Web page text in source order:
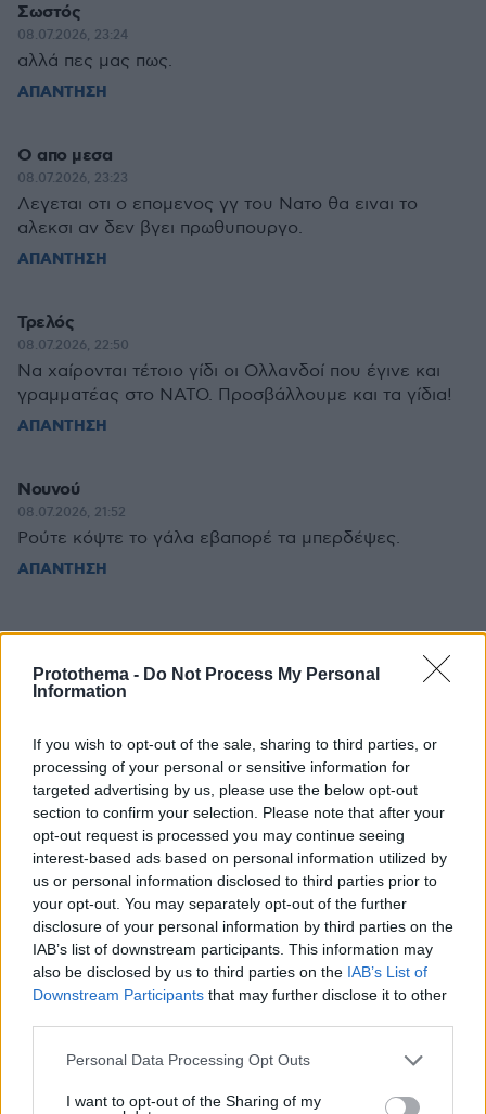
Protothema - Do Not Process My Personal
Information
If you wish to opt-out of the sale, sharing to third parties, or
processing of your personal or sensitive information for
targeted advertising by us, please use the below opt-out
section to confirm your selection. Please note that after your
opt-out request is processed you may continue seeing
interest-based ads based on personal information utilized by
us or personal information disclosed to third parties prior to
your opt-out. You may separately opt-out of the further
disclosure of your personal information by third parties on the
IAB’s list of downstream participants. This information may
also be disclosed by us to third parties on the IAB’s List of
Downstream Participants that may further disclose it to other
Please note that this website/app uses one or more Google
not limited to your visit or usage behaviour. You may click to
Personal Data Processing Opt Outs
I want to opt-out of the Sharing of my
Σωστός
08.07.2026, 23:24
αλλά πες μας πως.
ΑΠΑΝΤΗΣΗ
Ο απο μεσα
08.07.2026, 23:23
Λεγεται οτι ο επομενος γγ του Νατο θα ειναι το
αλεκσι αν δεν βγει πρωθυπουργο.
ΑΠΑΝΤΗΣΗ
Τρελός
08.07.2026, 22:50
Να χαίρονται τέτοιο γίδι οι Ολλανδοί που έγινε και
γραμματέας στο ΝΑΤΟ. Προσβάλλουμε και τα γίδια!
ΑΠΑΝΤΗΣΗ
Νουνού
08.07.2026, 21:52
Ρούτε κόψτε το γάλα εβαπορέ τα μπερδέψες.
ΑΠΑΝΤΗΣΗ
Μπαγιάτης Χρήστος
γεωπολιτική, στη γεωστρατηγικη δεν έχει σημασία
εάν η άποψή σου συνάδει με το δίκαιο ή όχι. Σημασία
έχει, εάν διαθέτεις την ισχύ να την επιβάλλεις. Όλα
τα άλλα είναι εκθέσεις για το σχολείο.
ΑΠΑΝΤΗΣΗ
Ο ρουτε μου θυμίζει τον δικό μας τζιτζικωστα!!!
08.07.2026, 21:16
Μέσα η ουρά μην χαλάσουμε την προσωπική μας
εικόνα..... και μην τους ζορίζετε για να μην σπάσει το
ΑΠΑΝΤΗΣΗ